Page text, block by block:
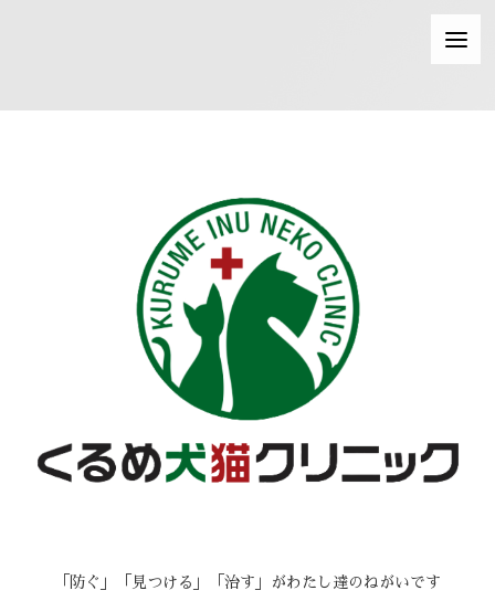
「防ぐ」「見つける」「治す」がわたし達のねがいです